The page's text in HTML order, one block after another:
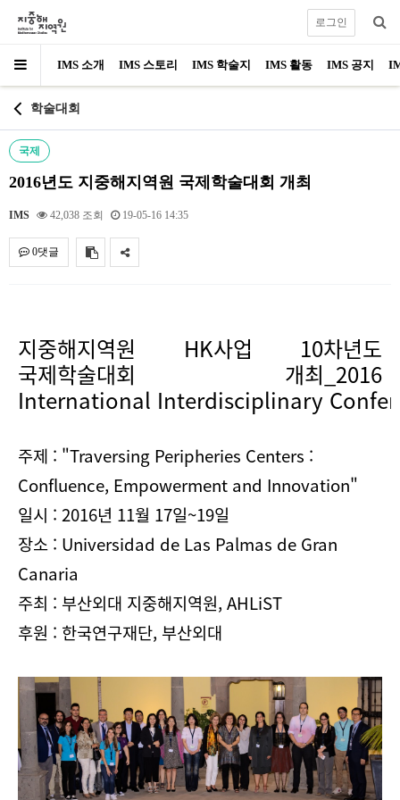
IMS 소개 IMS 스토리 IMS 학술지 IMS 활동 IMS 공지
로그인
학술대회
국제
2016년도 지중해지역원 국제학술대회 개최
IMS 42,038 조회 19-05-16 14:35
0댓글
지중해지역원 HK사업 10차년도
국제학술대회 개최_ 2016
International Interdisciplinary
주제 : "Traversing Peripheries Centers :
Confluence, Empowerment and Innovation"
일시 : 2016년 11월 17일~19일
장소 : Universidad de Las Palmas de Gran
Canaria
주최 : 부산외대 지중해지역원, AHLiST
후원 : 한국연구재단, 부산외대